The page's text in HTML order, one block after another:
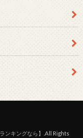
ンキングなら】 .All Rights